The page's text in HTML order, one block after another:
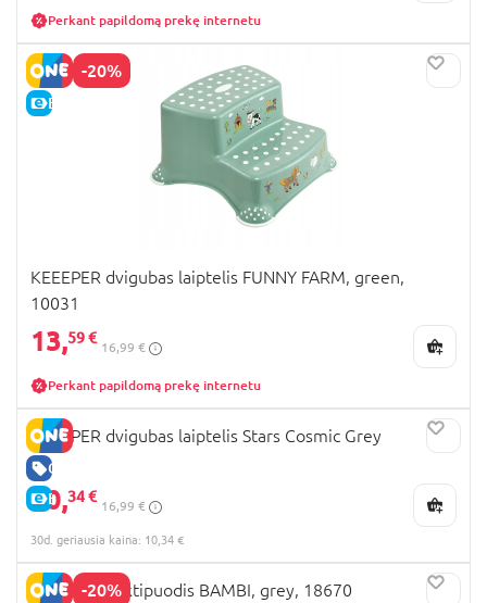
Perkant papildomą prekę internetu
-20%
E-KAINA
KEEEPER dvigubas laiptelis FUNNY FARM, green,
10031
13,59 €
16,99 €
Perkant papildomą prekę internetu
GERA KAINA
E-KAINA
KEEEPER dvigubas laiptelis Stars Cosmic Grey
10,34 €
16,99 €
30d. geriausia kaina: 10,34 €
-20%
KEEEPER naktipuodis BAMBI, grey, 18670